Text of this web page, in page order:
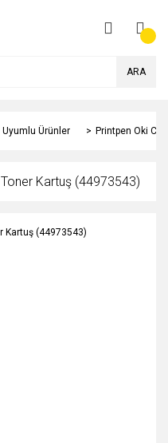
ARA
Uyumlu Ürünler Printpen Oki
Kartuş (44973543)